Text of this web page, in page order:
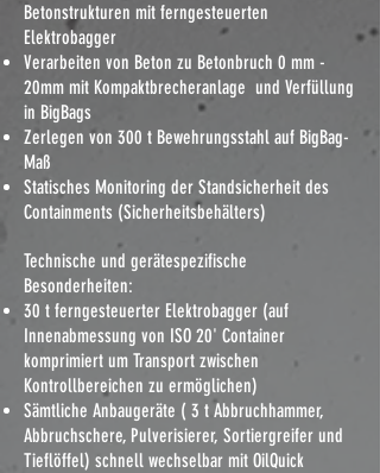
Betonstrukturen mit ferngesteuerten
Elektrobagger
Verarbeiten von Beton zu Betonbruch 0 mm -
20mm mit Kompaktbrecheranlage und Verfüllung
in BigBags
Zerlegen von 300 t Bewehrungsstahl auf BigBag-
Maß
Statisches Monitoring der Standsicherheit des
Containments (Sicherheitsbehälters)
Technische und gerätespezifische
Besonderheiten:
30 t ferngesteuerter Elektrobagger (auf
Innenabmessung von ISO 20' Container
komprimiert um Transport zwischen
Kontrollbereichen zu ermöglichen)
Sämtliche Anbaugeräte ( 3 t Abbruchhammer,
Abbruchschere, Pulverisierer, Sortiergreifer und
Tieflöffel) schnell wechselbar mit OilQuick